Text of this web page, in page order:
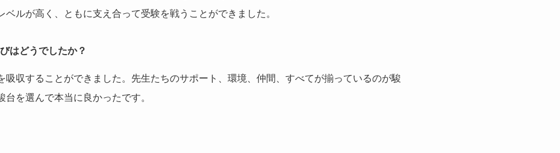
ベルが高く、ともに支え合って受験を戦うことができました。
はどうでしたか？
吸収することができました。先生たちのサポート、環境、仲間、すべてが揃っているのが駿
台を選んで本当に良かったです。